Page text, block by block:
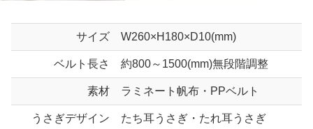
サイズ W260×H180×D10(mm)
ベルト長さ 約800～1500(mm)無段階調整
素材 ラミネート帆布・PPベルト
うさぎデザイン たち耳うさぎ・たれ耳うさぎ